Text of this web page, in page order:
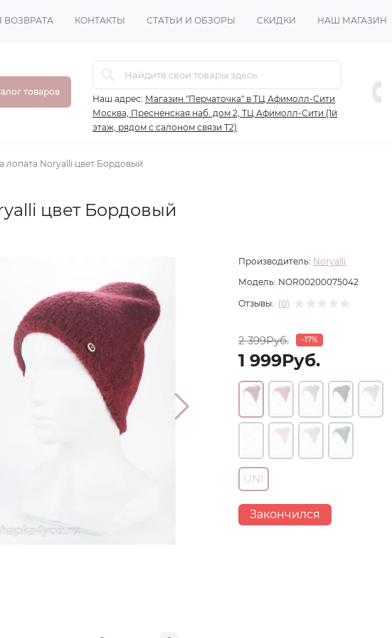
ВОЗВРАТА КОНТАКТЫ СТАТЬИ И ОБЗОРЫ СКИДКИ НАШ МАГАЗИН
товаров
Наш адрес: Магазин "Перчаточка" в ТЦ Афимолл-Сити
Москва, Пресненская наб. дом 2, ТЦ Афимолл-Сити (1й
этаж, рядом с салоном связи Т2)
лопата Noryalli цвет Бордовый
цвет Бордовый
Производитель: Noryalli
Модель: NOR00200075042
Отзывы: (0)
2 399Руб. -17%
1 999Руб.
UNI
Закончился